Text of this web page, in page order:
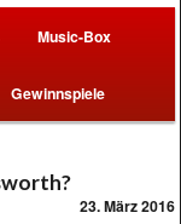
Music-Box
Gewinnspiele
23. März 2016